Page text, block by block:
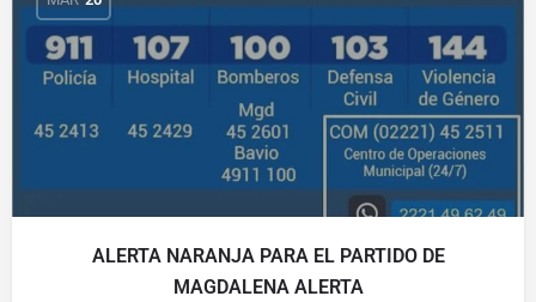
ALERTA NARANJA PARA EL PARTIDO DE
MAGDALENA ALERTA